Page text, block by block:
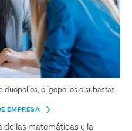
duopolios, oligopolios o subastas.
EMPRESA
de las matemáticas y la